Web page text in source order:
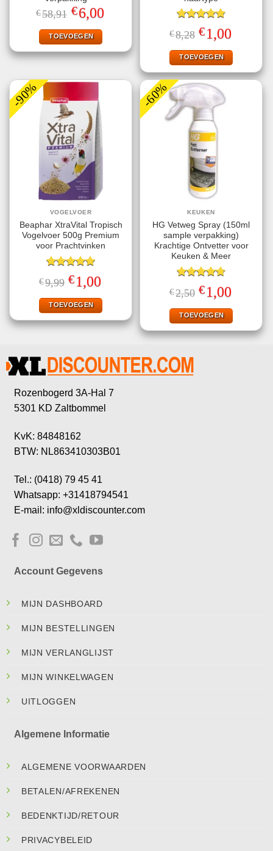
€58,91 Oorspronkelijke
prijs
was:
€58,91.
€6,00Huidige
prijs
TOEVOEGEN
Gewaardeerd
4.83uit 5
€8,28 Oorspronkelijke
prijs
was:
€8,28.
€1,00
is:
€1,00.
TOEVOEGEN
-90%
VOGELVOER
Beaphar XtraVital Tropisch
Vogelvoer 500g Premium
voor Prachtvinken
Gewaardeerd
5.00uit 5
€9,99 Oorspronkelijke
prijs
was:
€9,99.
€1,00
is:
€1,00.
TOEVOEGEN
-60%
KEUKEN
HG Vetweg Spray (150ml
sample verpakking)
Krachtige Ontvetter voor
Keuken & Meer
Gewaardeerd
4.71uit 5
€2,50 Oorspronkelijke
prijs
was:
€2,50.
€1,00
is:
€1,00.
TOEVOEGEN
Rozenbogerd 3A-Hal 7
5301 KD Zaltbommel
KvK: 84848162
BTW: NL863410303B01
Tel.: (0418) 79 45 41
Whatsapp: +31418794541
E-mail: info@xldiscounter.com
Account Gegevens
MIJN DASHBOARD
MIJN BESTELLINGEN
MIJN VERLANGLIJST
MIJN WINKELWAGEN
UITLOGGEN
Algemene Informatie
ALGEMENE VOORWAARDEN
BETALEN/AFREKENEN
BEDENKTIJD/RETOUR
PRIVACYBELEID